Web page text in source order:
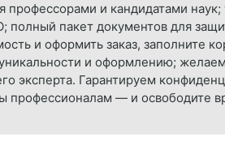
и кандидатами наук;
полный пакет документов для
и оформить заказ, заполните
и оформлению;
эксперта. Гарантируем
профессионалам — и освободите